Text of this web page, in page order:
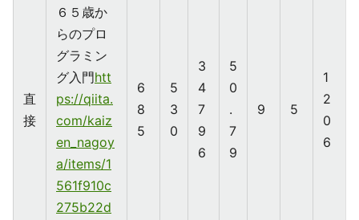
直
接
６５歳か
らのプロ
グラミン
グ入門htt
ps://qiita.
com/kaiz
en_nagoy
a/items/1
561f910c
275b22d
6
8
5
5
3
0
3
4
7
9
6
5
0
.
7
9
9 5
1
2
0
6